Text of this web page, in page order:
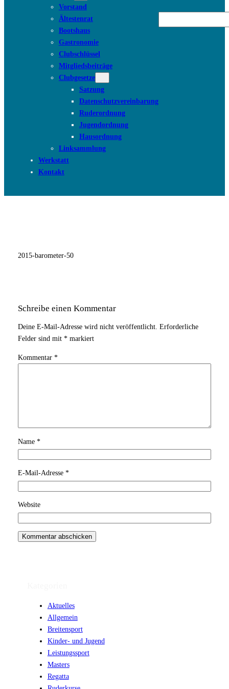
Vorstand
Ältestenrat
Bootshaus
Gastronomie
Clubschlüssel
Mitgliedsbeiträge
Clubgesetze
Satzung
Datenschutzvereinbarung
Ruderordnung
Jugendordnung
Hausordnung
Linksammlung
Werkstatt
Kontakt
2015-barometer-50
Schreibe einen Kommentar
Deine E-Mail-Adresse wird nicht veröffentlicht. Erforderliche
Felder sind mit *markiert
Kommentar *
Name *
E-Mail-Adresse *
Website
Aktuelles
Allgemein
Breitensport
Kinder- und Jugend
Leistungssport
Masters
Regatta